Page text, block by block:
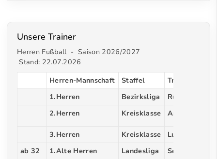
Unsere Trainer
Herren Fußball - Saison 2026/2027
Stand: 22.07.2026
Herren-Mannschaft
Staffel
Trainer
1.Herren
Bezirksliga
Rüdiger
2.Herren
Kreisklasse Andre
3.Herren Kreisklasse
Luca Heyger
ab 32
1.Alte Herren Landesliga
Sebastian